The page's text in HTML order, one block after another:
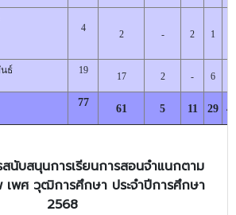
4
2 - 2 1
ธ์ 19
17 2 - 6
77
61 5 11 29
นับสนุนการเรียนการสอนจำแนกตาม
พศ วุฒิการศึกษา ประจำปีการศึกษา
2568